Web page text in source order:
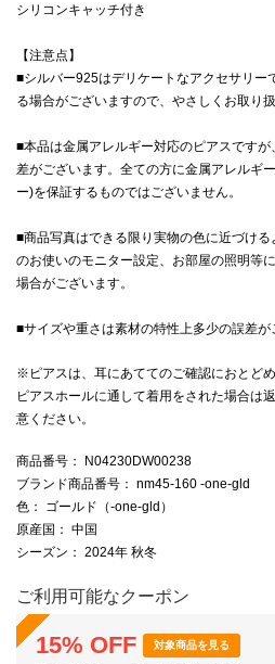
シリコンキャッチ付き
【注意点】
■シルバー925はデリケートなアクセサリー
る場合がございますので、やさしくお取り扱
■本品は金属アレルギー対応のピアスです
差がございます。全ての方に金属アレルギ
ー)を保証するものではございません。
■商品写真はできる限り実物の色に近づけ
のお使いのモニター設定、お部屋の照明等
場合がございます。
■サイズや重さは素材の特性上多少の誤差が
※ピアスは、耳にあててのご確認におとどめ
ピアスホールに通して着用をされた場合は
意ください。
商品番号 ： N04230DW00238
ブランド商品番号 ： nm45-160 -one-gld
色 ： ゴールド（-one-gld）
原産国 ： 中国
シーズン ： 2024年 秋冬
ご利用可能なクーポン
15% OFF 対象商品を見る